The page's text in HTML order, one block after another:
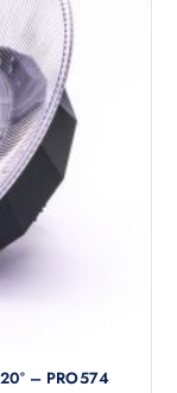
– PRO574